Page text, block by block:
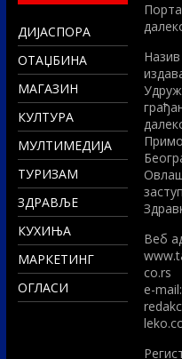
ДИЈАСПОРА
ОТАЏБИНА
МАГАЗИН
КУЛТУРА
МУЛТИМЕДИЈА
ТУРИЗАМ
ЗДРАВЉЕ
КУХИЊА
МАРКЕТИНГ
ОГЛАСИ
Вeб
co.rs
e-mail: